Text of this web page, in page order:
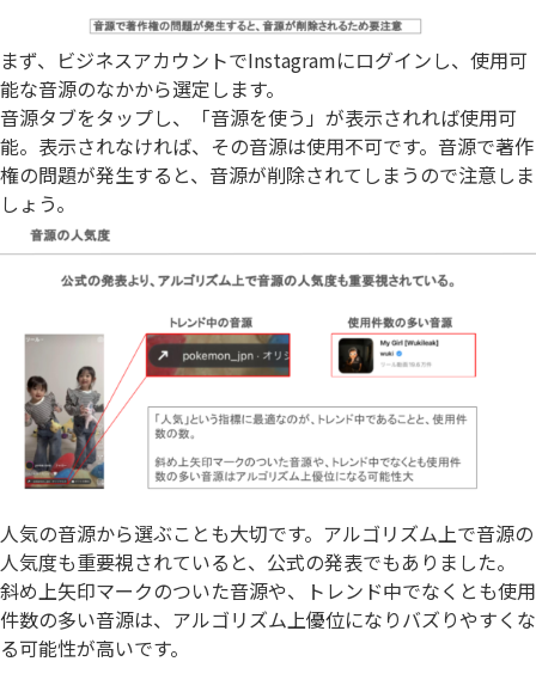
まず、ビジネスアカウントでInstagramにログインし、使用可
能な音源のなかから選定します。
音源タブをタップし、「音源を使う」が表示されれば使用可
能。表示されなければ、その音源は使用不可です。音源で著作
権の問題が発生すると、音源が削除されてしまうので注意しま
しょう。
人気の音源から選ぶことも大切です。アルゴリズム上で音源の
人気度も重要視されていると、公式の発表でもありました。
斜め上矢印マークのついた音源や、トレンド中でなくとも使用
件数の多い音源は、アルゴリズム上優位になりバズりやすくな
る可能性が高いです。